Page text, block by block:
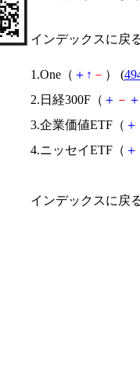
インデックスに戻
1.One（ ＋ ↑ － ） (
2.日経300F（ ＋ － ＋
3.企業価値ETF（ ＋
4.ニッセイETF（ ＋
インデックスに戻